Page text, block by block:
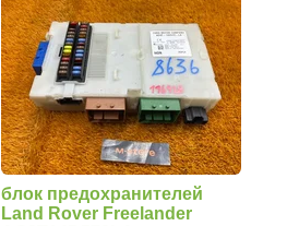
блок предохранителей
Land Rover Freelander